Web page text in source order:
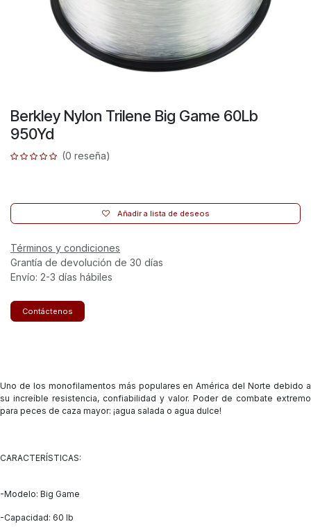
Berkley Nylon Trilene Big Game 60Lb
950Yd
(0 reseña)
Añadir a lista de deseos
Términos y condiciones
Grantía de devolución de 30 días
Envío: 2-3 días hábiles
Contáctenos
Uno de los monofilamentos más populares en América del Norte debido a
su increíble resistencia, confiabilidad y valor. Poder de combate extremo
para peces de caza mayor: ¡agua salada o agua dulce!
CARACTERÍSTICAS:
-Modelo: Big Game
-Capacidad: 60 lb